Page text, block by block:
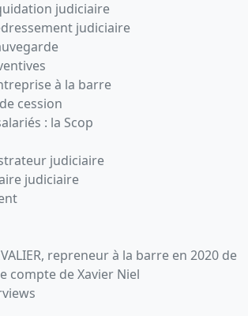
judiciaire
judiciaire
à la barre
cession
: la Scop
judiciaire
judiciaire
repreneur à la barre en 2020 de
compte de Xavier Niel